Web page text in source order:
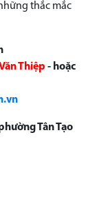
thắc mắc
Thiệp - hoặc
Tân Tạo